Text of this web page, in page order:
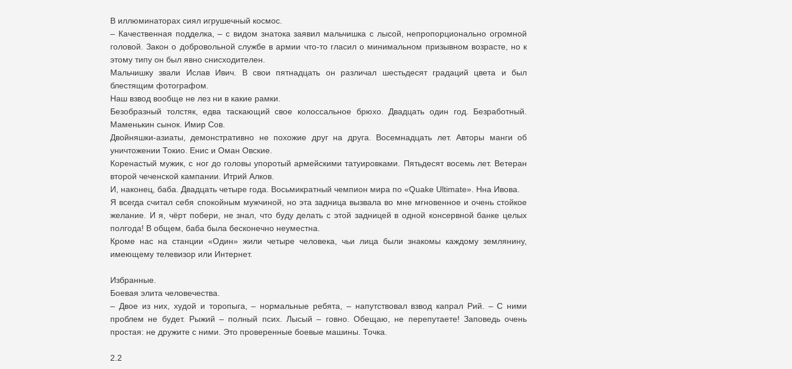
В иллюминаторах сиял игрушечный космос.
– Качественная подделка, – с видом знатока заявил мальчишка с лысой, непропорционально огромной
головой. Закон о добровольной службе в армии что-то гласил о минимальном призывном возрасте, но к
этому типу он был явно снисходителен.
Мальчишку звали Ислав Ивич. В свои пятнадцать он различал шестьдесят градаций цвета и был
блестящим фотографом.
Наш взвод вообще не лез ни в какие рамки.
Безобразный толстяк, едва таскающий свое колоссальное брюхо. Двадцать один год. Безработный.
Маменькин сынок. Имир Сов.
Двойняшки-азиаты, демонстративно не похожие друг на друга. Восемнадцать лет. Авторы манги об
уничтожении Токио. Енис и Оман Овские.
Коренастый мужик, с ног до головы упоротый армейскими татуировками. Пятьдесят восемь лет. Ветеран
второй чеченской кампании. Итрий Алков.
И, наконец, баба. Двадцать четыре года. Восьмикратный чемпион мира по «Quake Ultimate». Нна Ивова.
Я всегда считал себя спокойным мужчиной, но эта задница вызвала во мне мгновенное и очень стойкое
желание. И я, чёрт побери, не знал, что буду делать с этой задницей в одной консервной банке целых
полгода! В общем, баба была бесконечно неуместна.
Кроме нас на станции «Один» жили четыре человека, чьи лица были знакомы каждому землянину,
имеющему телевизор или Интернет.
Избранные.
Боевая элита человечества.
– Двое из них, худой и торопыга, – нормальные ребята, – напутствовал взвод капрал Рий. – С ними
проблем не будет. Рыжий – полный псих. Лысый – говно. Обещаю, не перепутаете! Заповедь очень
простая: не дружите с ними. Это проверенные боевые машины. Точка.
2.2